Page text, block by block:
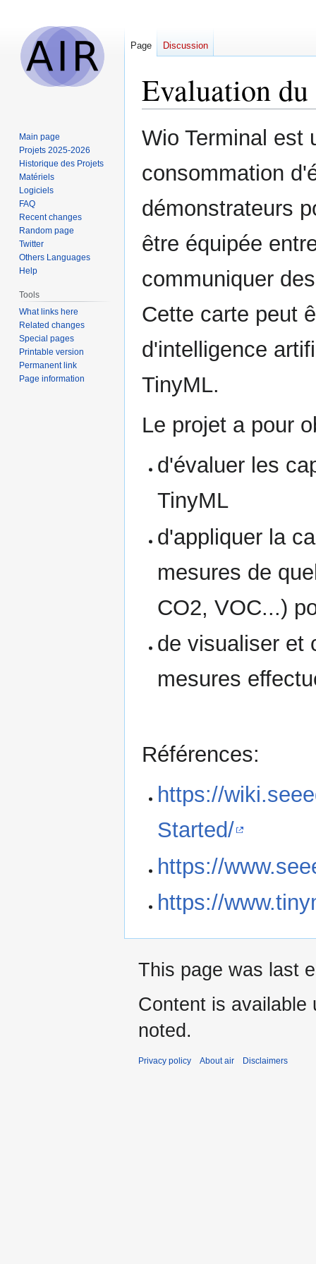
Evaluation
Jump
to
Jump
to
Wio Terminal est
consommation
démonstrateurs
être équipée
communiquer
Cette carte peut
d'intelligence
TinyML.
Le projet a pour
d'évaluer les
TinyML
d'appliquer la
mesures de
CO2, VOC...)
de visualiser et
mesures
Références:
https://
Started/
https://
https://
Page Discussion
Main page
Projets 2025-2026
Historique des Projets
Matériels
Logiciels
FAQ
Recent changes
Random page
Twitter
Others Languages
Help
Tools
What links here
Related changes
Special pages
Printable version
Permanent link
Page information
This page was last
Content is available
noted.
Privacy policy About air Disclaimers